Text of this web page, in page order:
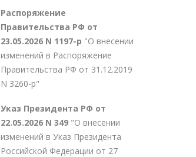
Распоряжение
Правительства РФ от
23.05.2026 N 1197-р "О внесении
изменений в Распоряжение
Правительства РФ от 31.12.2019
N 3260-р"
Указ Президента РФ от
22.05.2026 N 349 "О внесении
изменений в Указ Президента
Российской Федерации от 27